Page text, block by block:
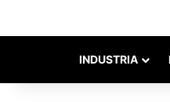
INDUSTRIA